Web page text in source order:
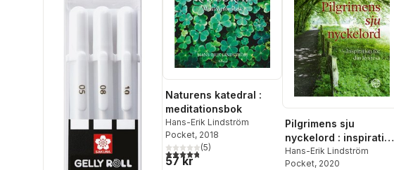
Naturens katedral :
meditationsbok
Hans-Erik Lindström
Pocket, 2018
4,8utav 5 stjärnor. Totalt antal röster:
(5)
57 kr
Pilgrimens sju
nyckelord : inspiration
för din livsresa
Hans-Erik Lindström
Pocket, 2020